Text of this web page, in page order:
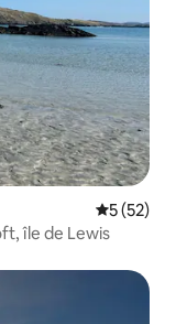
5 (52)
île de Lewis